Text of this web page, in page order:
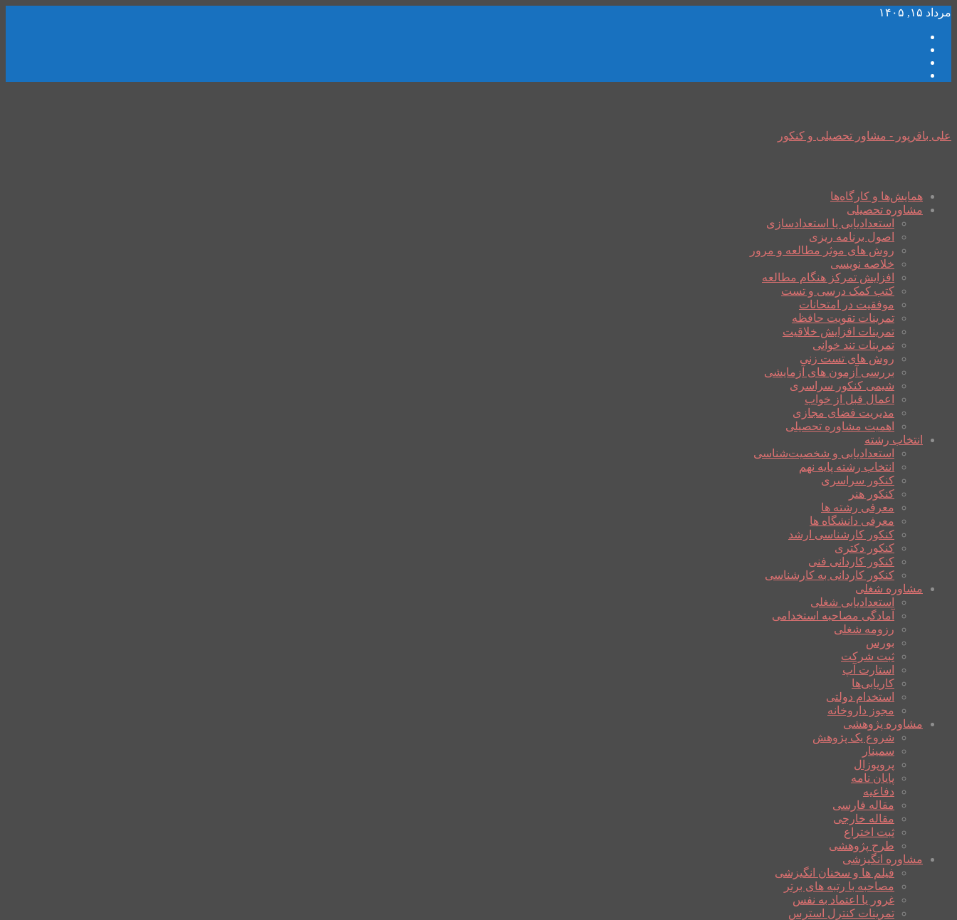
مرداد ۱۵, ۱۴۰۵
علی باقرپور - مشاور تحصیلی و کنکور
همایش‌ها و کارگاه‌ها
مشاوره تحصیلی
استعدادیابی یا استعدادسازی
اصول برنامه ریزی
روش های موثر مطالعه و مرور
خلاصه نویسی
افزایش تمرکز هنگام مطالعه
کتب کمک درسی و تست
موفقیت در امتحانات
تمرینات تقویت حافظه
تمرینات افزایش خلاقیت
تمرینات تند خوانی
روش های تست زنی
بررسی آزمون های آزمایشی
شیمی کنکور سراسری
اعمال قبل از خواب
مدیریت فضای مجازی
اهمیت مشاوره تحصیلی
انتخاب رشته
استعدادیابی و شخصیت‌شناسی
انتخاب رشته پایه نهم
کنکور سراسری
کنکور هنر
معرفی رشته ها
معرفی دانشگاه ها
کنکور کارشناسی ارشد
کنکور دکتری
کنکور کاردانی فنی
کنکور کاردانی به کارشناسی
مشاوره شغلی
استعدادیابی شغلی
آمادگی مصاحبه استخدامی
رزومه شغلی
بورس
ثبت شرکت
استارت آپ
کاریابی‌ها
استخدام دولتی
مجوز داروخانه
مشاوره پژوهشی
شروع یک پژوهش
سمینار
پروپوزال
پایان نامه
دفاعیه
مقاله فارسی
مقاله خارجی
ثبت اختراع
طرح پژوهشی
مشاوره انگیزشی
فیلم ها و سخنان انگیزشی
مصاحبه با رتبه های برتر
غرور یا اعتماد به نفس
تمرینات کنترل استرس